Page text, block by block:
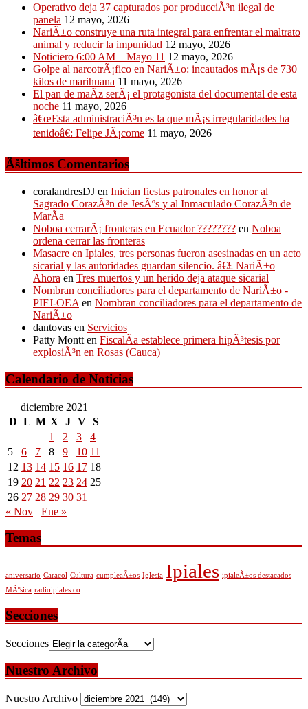
Operativo deja 37 capturados por producciÃ³n ilegal de
panela 12 mayo, 2026
NariÃ±o construye una ruta integral para enfrentar el maltrato
animal y reducir la impunidad 12 mayo, 2026
Noticiero 6:00 AM – Mayo 11 12 mayo, 2026
Golpe al narcotrÃ¡fico en NariÃ±o: incautados mÃ¡s de 730
kilos de marihuana 11 mayo, 2026
El pan de maÃ­z serÃ¡ el protagonista del documental de esta
noche 11 mayo, 2026
â€œEsta administraciÃ³n es la que mÃ¡s irregularidades ha
tenidoâ€: Felipe JÃ¡come 11 mayo, 2026
Ãšltimos Comentarios
coralandresDJ en Inician fiestas patronales en honor al
Sagrado CorazÃ³n de JesÃºs y al Inmaculado CorazÃ³n de
MarÃ­a
Noboa cerrarÃ¡ fronteras en Ecuador ???????? en Noboa
ordena cerrar las fronteras
Masacre en Ipiales, tres personas fueron asesinadas en un acto
sicarial y las autoridades guardan silencio. â€£ NariÃ±o
Ahora en Tres muertos y un herido deja ataque sicarial
Nombran conciliadores para el departamento de NariÃ±o -
PIFJ-OEA en Nombran conciliadores para el departamento de
NariÃ±o
dantovas en Servicios
Patty Montt en FiscalÃ­a establece primera hipÃ³tesis por
explosiÃ³n en Rosas (Cauca)
Calendario de Noticias
diciembre 2021
D L M X J V S
1
2 3
4
5
6 7 8 9 10 11
12 13 14 15 16 17 18
19 20 21 22 23 24 25
26 27 28 29 30 31
« Nov
Ene »
Temas
aniversario Caracol Cultura cumpleaÃ±os Iglesia Ipiales ipialeÃ±os destacados
MÃºsica radioipiales.co
Secciones
Secciones
Nuestro Archivo
Nuestro Archivo